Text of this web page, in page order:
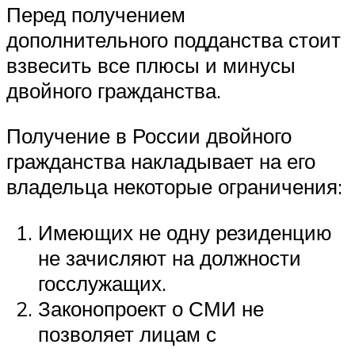
Перед получением
дополнительного подданства стоит
взвесить все плюсы и минусы
двойного гражданства.
Получение в России двойного
гражданства накладывает на его
владельца некоторые ограничения:
Имеющих не одну резиденцию
не зачисляют на должности
госслужащих.
Законопроект о СМИ не
позволяет лицам с